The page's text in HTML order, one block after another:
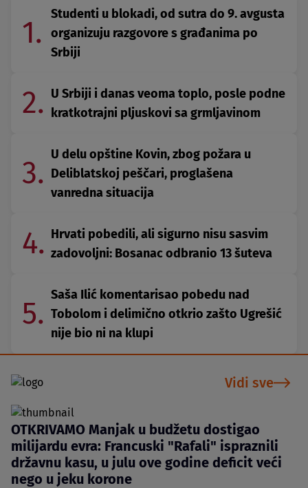
1.
Studenti u blokadi, od sutra do 9. avgusta
organizuju razgovore s građanima po
Srbiji
2. U Srbiji i danas veoma toplo, posle podne
kratkotrajni pljuskovi sa grmljavinom
3.
U delu opštine Kovin, zbog požara u
Deliblatskoj peščari, proglašena
vanredna situacija
4. Hrvati pobedili, ali sigurno nisu sasvim
zadovoljni: Bosanac odbranio 13 šuteva
5.
Saša Ilić komentarisao pobedu nad
Tobolom i delimično otkrio zašto Ugrešić
nije bio ni na klupi
Vidi sve
OTKRIVAMO Manjak u budžetu dostigao
milijardu evra: Francuski "Rafali" ispraznili
državnu kasu, u julu ove godine deficit veći
nego u jeku korone